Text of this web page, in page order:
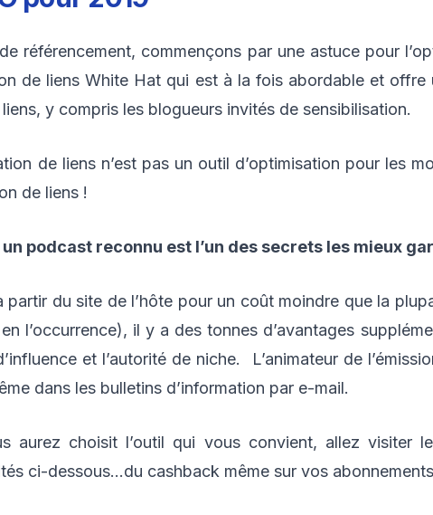
référencement, commençons par une astuce pour
de liens White Hat qui est à la fois abordable et offre
y compris les blogueurs invités de sensibilisation.
de liens n’est pas un outil d’optimisation pour les
de liens !
podcast reconnu est l’un des secrets les mieux
du site de l’hôte pour un coût moindre que la
l’occurrence), il y a des tonnes d’avantages
et l’autorité de niche.
L’animateur de
dans les bulletins d’information par e-mail.
aurez choisit l’outil qui vous convient, allez visiter
ci-dessous…du cashback même sur vos